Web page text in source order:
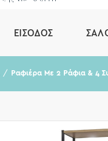
ΕΊΣΟΔΟΣ
Ραφιέρα Με 2 Ράφια & 4